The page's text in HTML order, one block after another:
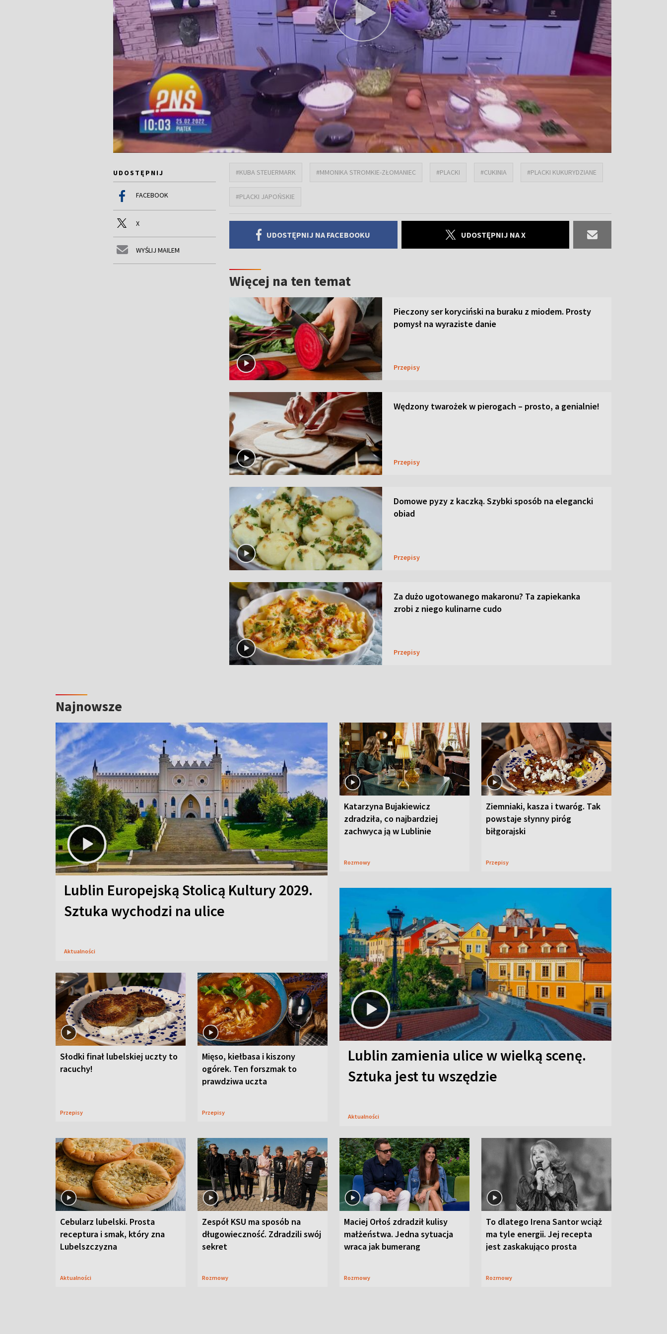
UDOSTĘPNIJ
FACEBOOK
X
WYŚLIJ MAILEM
#KUBA STEUERMARK #MMONIKA STROMKIE-ZŁOMANIEC #PLACKI #CUKINIA #PLACKI KUKURYDZIANE
#PLACKI JAPOŃSKIE
UDOSTĘPNIJ NA FACEBOOKU UDOSTĘPNIJ NA X
Więcej na ten temat
Pieczony ser koryciński na buraku z miodem. Prosty
pomysł na wyraziste danie
Przepisy
Wędzony twarożek w pierogach – prosto, a genialnie!
Przepisy
Domowe pyzy z kaczką. Szybki sposób na elegancki
obiad
Przepisy
Za dużo ugotowanego makaronu? Ta zapiekanka
zrobi z niego kulinarne cudo
Przepisy
Najnowsze
Lublin Europejską Stolicą Kultury 2029.
Sztuka wychodzi na ulice
Aktualności
Katarzyna Bujakiewicz
zdradziła, co najbardziej
zachwyca ją w Lublinie
Rozmowy
Ziemniaki, kasza i twaróg. Tak
powstaje słynny piróg
biłgorajski
Przepisy
Słodki finał lubelskiej uczty to
racuchy!
Przepisy
Mięso, kiełbasa i kiszony
ogórek. Ten forszmak to
prawdziwa uczta
Przepisy
Lublin zamienia ulice w wielką scenę.
Sztuka jest tu wszędzie
Aktualności
Cebularz lubelski. Prosta
receptura i smak, który zna
Lubelszczyzna
Aktualności
Zespół KSU ma sposób na
długowieczność. Zdradzili swój
sekret
Rozmowy
Maciej Orłoś zdradził kulisy
małżeństwa. Jedna sytuacja
wraca jak bumerang
Rozmowy
To dlatego Irena Santor wciąż
ma tyle energii. Jej recepta
jest zaskakująco prosta
Rozmowy